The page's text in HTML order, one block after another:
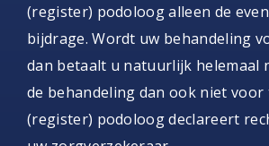
(register) podoloog alleen de
bijdrage. Wordt uw behandeling
dan betaalt u natuurlijk helemaal
de behandeling dan ook niet voor
(register) podoloog declareert